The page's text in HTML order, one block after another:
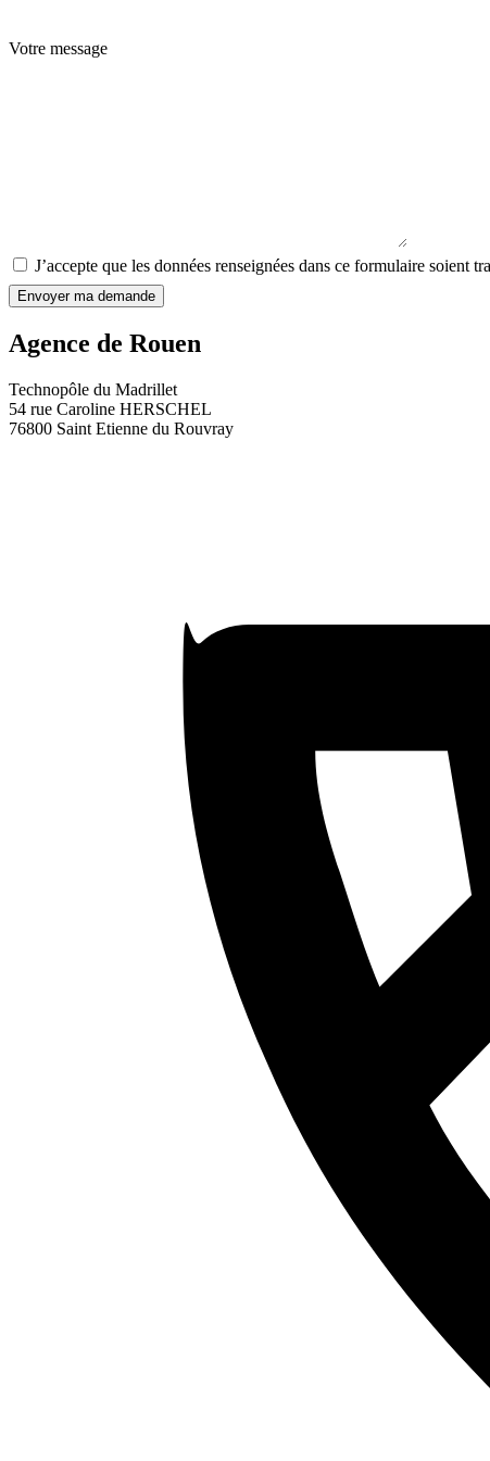
Votre message
J’accepte que les données renseignées dans ce formulaire soient
Envoyer ma demande
Agence de Rouen
Technopôle du Madrillet
54 rue Caroline HERSCHEL
76800 Saint Etienne du Rouvray